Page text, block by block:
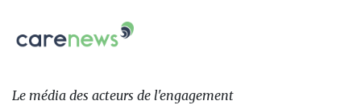
sur:
Carenews,
Le
des
Le média des acteurs de l'engagement